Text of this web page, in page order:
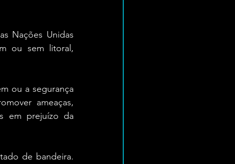
Nações Unidas
ou sem litoral,
ou a segurança
ameaças,
em prejuízo da
de bandeira.